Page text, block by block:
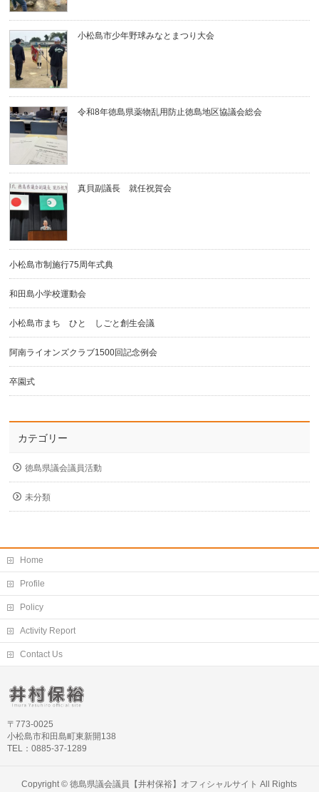
小松島市少年野球みなとまつり大会
令和8年徳島県薬物乱用防止徳島地区協議会総会
真貝副議長 就任祝賀会
小松島市制施行75周年式典
和田島小学校運動会
小松島市まち ひと しごと創生会議
阿南ライオンズクラブ1500回記念例会
卒園式
カテゴリー
徳島県議会議員活動
未分類
Home
Profile
Policy
Activity Report
Contact Us
〒773-0025
小松島市和田島町東新開138
TEL：0885-37-1289
Copyright ©徳島県議会議員【井村保裕】オフィシャルサイト All Rights